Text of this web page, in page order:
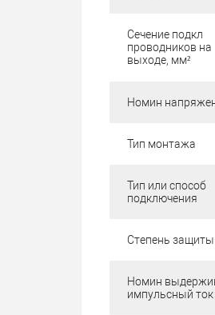
Сечение подкл
проводников на
выходe, мм²
Номин
Тип монтажа
Тип или способ
подключения
Степень защиты
Номин
импульсный ток